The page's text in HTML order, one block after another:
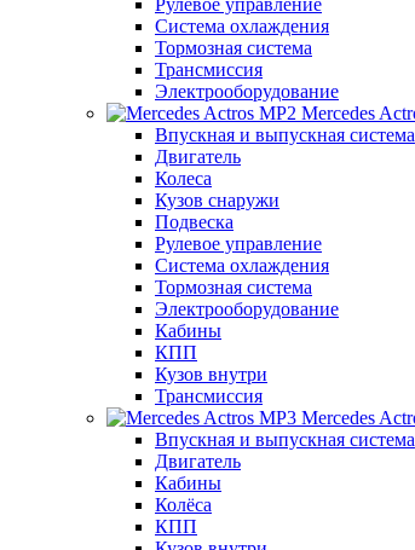
Рулевое управление
Система охлаждения
Тормозная система
Трансмиссия
Электрооборудование
Mercedes
Впускная и выпускная система
Двигатель
Колеса
Кузов снаружи
Подвеска
Рулевое управление
Система охлаждения
Тормозная система
Электрооборудование
Кабины
КПП
Кузов внутри
Трансмиссия
Mercedes
Впускная и выпускная система
Двигатель
Кабины
Колёса
КПП